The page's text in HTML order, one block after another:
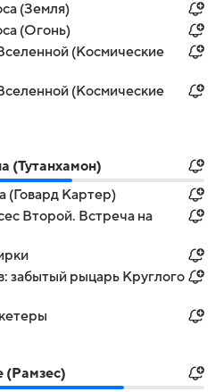
(Земля)
(Огонь)
(Космические
(Космические
(Тутанхамон)
(Говард Картер)
Второй. Встреча на
забытый рыцарь Круглого
(Рамзес)